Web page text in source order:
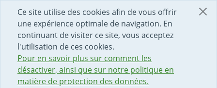
Ce site utilise des cookies afin de vous offrir
une expérience optimale de navigation. En
continuant de visiter ce site, vous acceptez
l'utilisation de ces cookies.
Pour en savoir plus sur comment les
désactiver, ainsi que sur notre politique en
matière de protection des données.
DÉBUT DU CONTENU DE LA PAGE
ACCÈS AU CHAMP DE RECHERCHE
PAGE D'ACCUEIL
FORMULAIRE DE CONTACT